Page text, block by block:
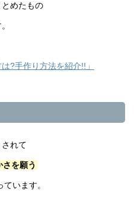
めたもの
?手作り方法を紹介!!」
れて
を願う
います。